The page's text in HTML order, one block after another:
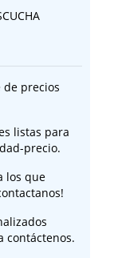
precios
listas para
precio.
los que
contáctenos.